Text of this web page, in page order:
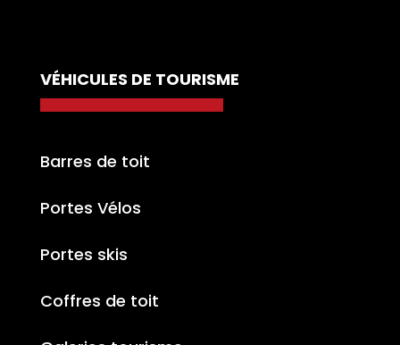
VÉHICULES DE TOURISME
Barres de toit
Portes Vélos
Portes skis
Coffres de toit